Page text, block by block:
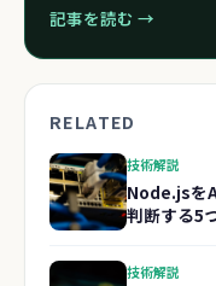
記事を読む →
RELATED
技術解説
Node.jsを
判断する5
技術解説